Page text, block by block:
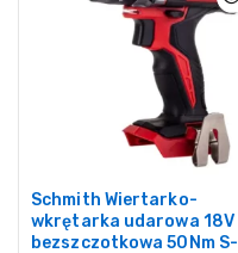
Schmith Wiertarko-
wkrętarka udarowa 18V
bezszczotkowa 50Nm S-